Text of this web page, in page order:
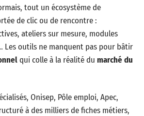
tout un écosystème de
de clic ou de rencontre :
ateliers sur mesure, modules
Les outils ne manquent pas pour bâtir
qui colle à la réalité du marché du
Onisep, Pôle emploi, Apec,
à des milliers de fiches métiers,